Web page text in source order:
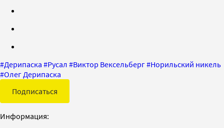
#Дерипаска #Русал #Виктор Вексельберг#Норильский никель
#Олег Дерипаска
Подписаться
Информация: